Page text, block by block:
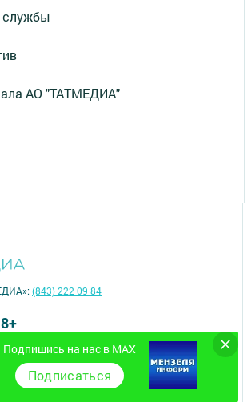
службы
АО "ТАТМЕДИА"
Подпишись на нас в MAX
Подписаться
Все права защищены.
размещенные на сайте, защищены
(843) 222 09 84